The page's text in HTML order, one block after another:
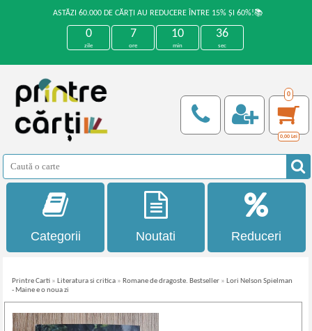
ASTĂZI 60.000 DE CĂRȚI AU REDUCERE ÎNTRE 15% ȘI 60%!📚
0
zile
7
ore
10
min
36
sec
0
0,00 Lei
Categorii Noutati Reduceri
Printre Carti » Literatura si critica » Romane de dragoste. Bestseller » Lori Nelson Spielman
- Maine e o noua zi